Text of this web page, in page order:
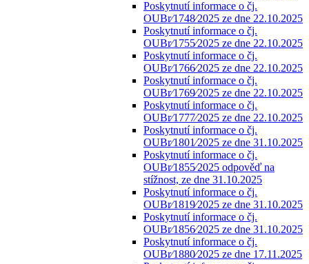
Poskytnutí informace o čj.
OUBr⁄1748⁄2025 ze dne 22.10.2025
Poskytnutí informace o čj.
OUBr⁄1755⁄2025 ze dne 22.10.2025
Poskytnutí informace o čj.
OUBr⁄1766⁄2025 ze dne 22.10.2025
Poskytnutí informace o čj.
OUBr⁄1769⁄2025 ze dne 22.10.2025
Poskytnutí informace o čj.
OUBr⁄1777⁄2025 ze dne 22.10.2025
Poskytnutí informace o čj.
OUBr⁄1801⁄2025 ze dne 31.10.2025
Poskytnutí informace o čj.
OUBr⁄1855⁄2025 odpověď na
stížnost, ze dne 31.10.2025
Poskytnutí informace o čj.
OUBr⁄1819⁄2025 ze dne 31.10.2025
Poskytnutí informace o čj.
OUBr⁄1856⁄2025 ze dne 31.10.2025
Poskytnutí informace o čj.
OUBr⁄1880⁄2025 ze dne 17.11.2025